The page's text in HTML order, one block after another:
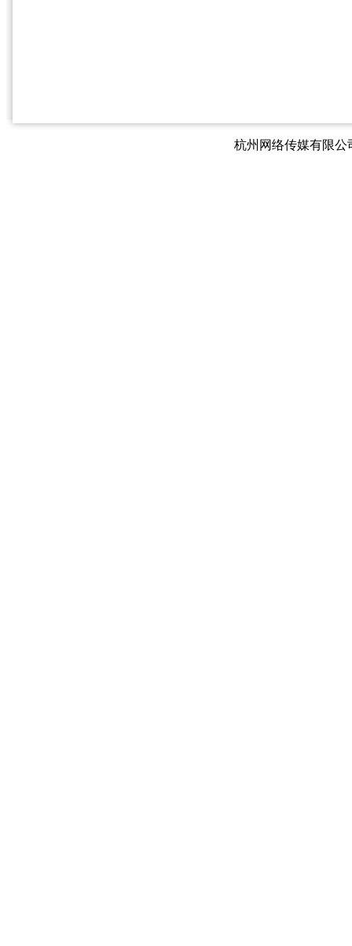
杭州网络传媒有限公